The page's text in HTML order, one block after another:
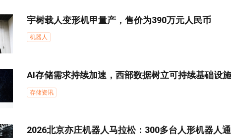
宇树载人变形机甲量产，售价为390万元人民币
机器人
AI存储需求持续加速，西部数据树立可持续基础设
存储资讯
2026北京亦庄机器人马拉松：300多台人形机器人